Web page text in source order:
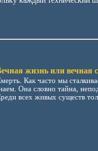
жизнь или вечная
Как часто мы
Она словно тайна,
всех живых существ